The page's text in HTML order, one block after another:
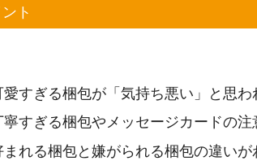
ト
愛すぎる梱包が「気持ち悪い」と思わ
寧すぎる梱包やメッセージカードの注
まれる梱包と嫌がられる梱包の違いが